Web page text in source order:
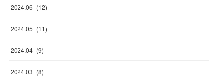
2024.06 (12)
2024.05 (11)
2024.04 (9)
2024.03 (8)